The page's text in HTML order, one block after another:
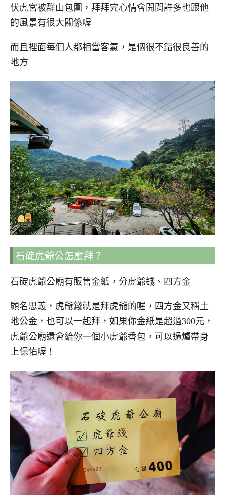
伏虎宮被群山包圍，拜拜完心情會開闊許多也跟他
的風景有很大關係喔
而且裡面每個人都相當客氣，是個很不錯很良善的
地方
石碇虎爺公怎麼拜？
石碇虎爺公廟有販售金紙，分虎爺錢、四方金
顧名思義，虎爺錢就是拜虎爺的喔，四方金又稱土
地公金，也可以一起拜，如果你金紙是超過300元，
虎爺公廟還會給你一個小虎爺香包，可以過爐帶身
上保佑喔！